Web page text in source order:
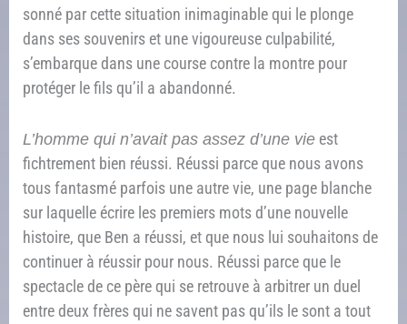
sonné par cette situation inimaginable qui le plonge
dans ses souvenirs et une vigoureuse culpabilité,
s’embarque dans une course contre la montre pour
protéger le fils qu’il a abandonné.
L’homme qui n’avait pas assez d’une vieest
fichtrement bien réussi. Réussi parce que nous avons
tous fantasmé parfois une autre vie, une page blanche
sur laquelle écrire les premiers mots d’une nouvelle
histoire, que Ben a réussi, et que nous lui souhaitons de
continuer à réussir pour nous. Réussi parce que le
spectacle de ce père qui se retrouve à arbitrer un duel
entre deux frères qui ne savent pas qu’ils le sont a tout